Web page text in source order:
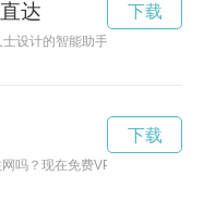
达
设计的智能助手，能够帮助用
下载
吗？现在免费VP试用七天，让
下载